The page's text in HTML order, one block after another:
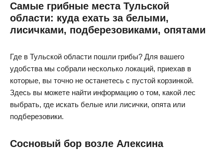
Самые грибные места Тульской
области: куда ехать за белыми,
лисичками, подберезовиками, опятами
Где в Тульской области пошли грибы? Для вашего
удобства мы собрали несколько локаций, приехав в
которые, вы точно не останетесь с пустой корзинкой.
Здесь вы можете найти информацию о том, какой лес
выбрать, где искать белые или лисички, опята или
подберезовики.
Сосновый бор возле Алексина